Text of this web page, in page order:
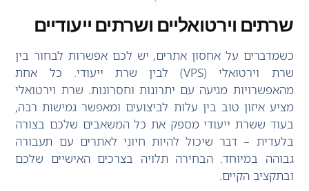
שרתים וירטואליים ושרתים ייעודיים
כשמדברים על אחסון אתרים, יש לכם אפשרות לבחור בין
שרת וירטואלי (VPS) לבין שרת ייעודי. כל אחת
מהאפשרויות מגיעה עם יתרונות וחסרונות. שרת וירטואלי
מציע איזון טוב בין עלות לביצועים ומאפשר גמישות רבה,
בעוד ששרת ייעודי מספק את כל המשאבים שלכם בצורה
בלעדית – דבר שיכול להיות חיוני לאתרים עם תעבורה
גבוהה במיוחד. הבחירה תלויה בצרכים האישיים שלכם
ובתקציב הקיים.